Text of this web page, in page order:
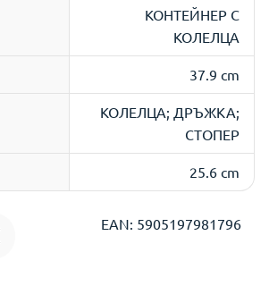
КОНТЕЙНЕР С
КОЛЕЛЦА
37.9 cm
КОЛЕЛЦА; ДРЪЖКА;
СТОПЕР
25.6 cm
EAN: 5905197981796